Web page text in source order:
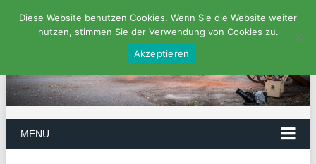
MENU
Diese Website benutzen Cookies. Wenn Sie die Website weiter
nutzen, stimmen Sie der Verwendung von Cookies zu.
Akzeptieren